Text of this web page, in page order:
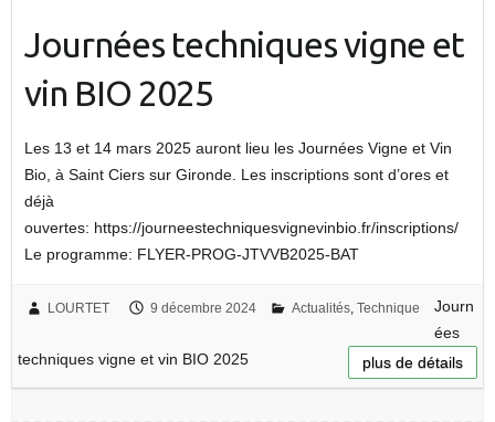
Journées techniques vigne et
vin BIO 2025
Les 13 et 14 mars 2025 auront lieu les Journées Vigne et Vin
Bio, à Saint Ciers sur Gironde. Les inscriptions sont d’ores et
déjà
ouvertes: https://journeestechniquesvignevinbio.fr/inscriptions/
Le programme: FLYER-PROG-JTVVB2025-BAT
LOURTET 9 décembre 2024 Actualités, Technique
Journ
ées
techniques vigne et vin BIO 2025
plus de détails